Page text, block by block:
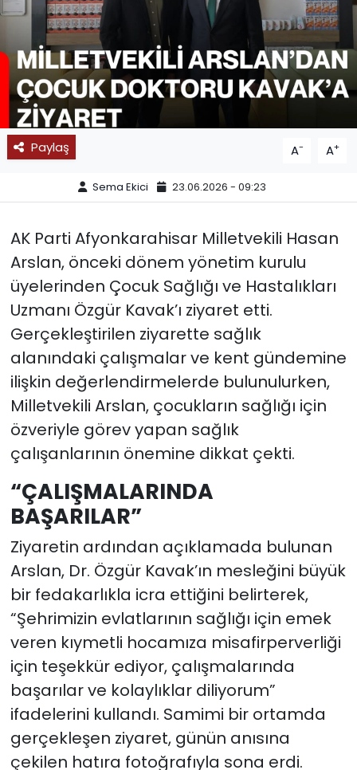
Paylaş A- A+
Sema Ekici 23.06.2026 - 09:23
AK Parti Afyonkarahisar Milletvekili Hasan
Arslan, önceki dönem yönetim kurulu
üyelerinden Çocuk Sağlığı ve Hastalıkları
Uzmanı Özgür Kavak’ı ziyaret etti.
Gerçekleştirilen ziyarette sağlık
alanındaki çalışmalar ve kent gündemine
ilişkin değerlendirmelerde bulunulurken,
Milletvekili Arslan, çocukların sağlığı için
özveriyle görev yapan sağlık
çalışanlarının önemine dikkat çekti.
“ÇALIŞMALARINDA
BAŞARILAR”
Ziyaretin ardından açıklamada bulunan
Arslan, Dr. Özgür Kavak’ın mesleğini büyük
bir fedakarlıkla icra ettiğini belirterek,
“Şehrimizin evlatlarının sağlığı için emek
veren kıymetli hocamıza misafirperverliği
için teşekkür ediyor, çalışmalarında
başarılar ve kolaylıklar diliyorum”
ifadelerini kullandı. Samimi bir ortamda
gerçekleşen ziyaret, günün anısına
çekilen hatıra fotoğrafıyla sona erdi.
SPOR
11:11 MANŞET